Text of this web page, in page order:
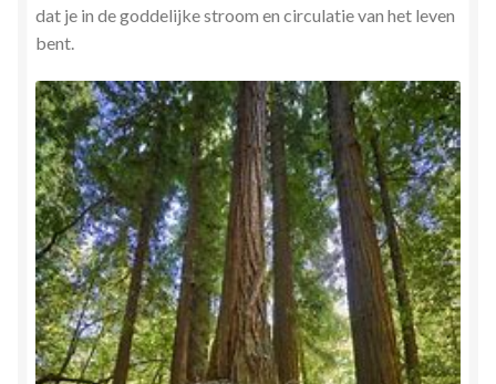
dat je in de goddelijke stroom en circulatie van het leven
bent.